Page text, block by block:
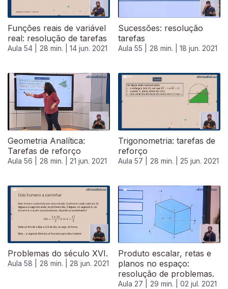
Funções reais de variável
real: resolução de tarefas
Aula 54 | 28 min. | 14 jun. 2021
Sucessões: resolução
tarefas
Aula 55 | 28 min. | 18 jun. 2021
Geometria Analítica:
Tarefas de reforço
Aula 56 | 28 min. | 21 jun. 2021
Trigonometria: tarefas de
reforço
Aula 57 | 28 min. | 25 jun. 2021
553474
Problemas do século XVI.
Aula 58 | 28 min. | 28 jun. 2021
Produto escalar, retas e
planos no espaço:
resolução de problemas.
Aula 27 | 29 min. | 02 jul. 2021